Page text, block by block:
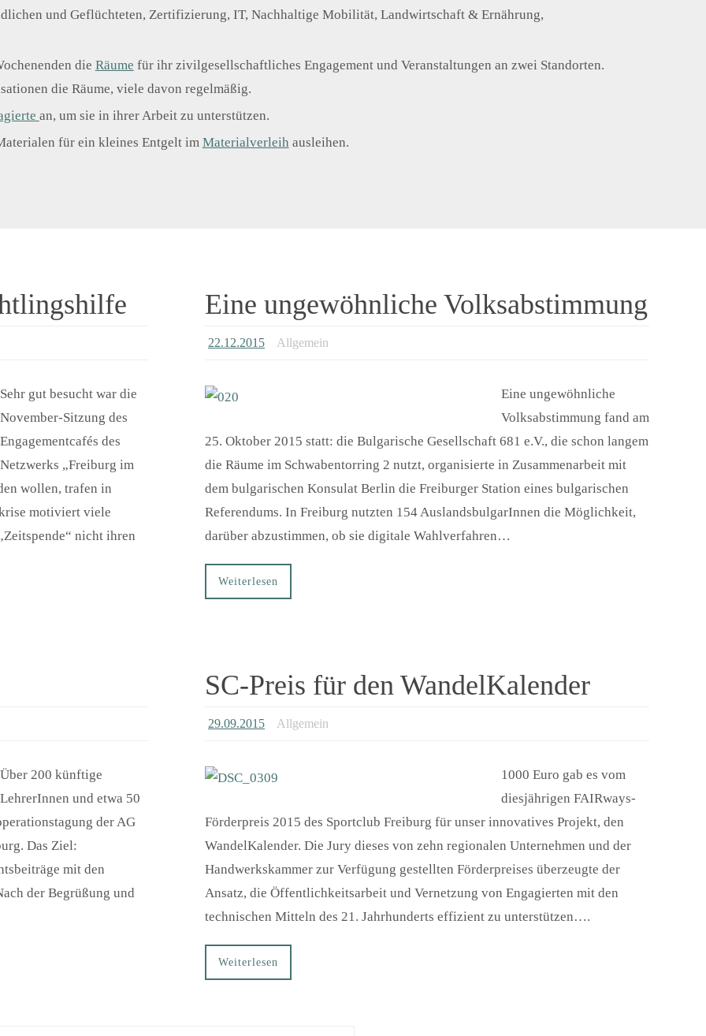
und Geflüchteten, Zertifizierung, IT, Nachhaltige Mobilität, Landwirtschaft & Ernährung,
die Räume für ihr zivilgesellschaftliches Engagement und Veranstaltungen an zwei Standorten.
die Räume, viele davon regelmäßig.
an, um sie in ihrer Arbeit zu unterstützen.
für ein kleines Entgelt im Materialverleih ausleihen.
Sehr gut besucht war die
November-Sitzung des
Engagementcafés des
Netzwerks „Freiburg im
wollen, trafen in
motiviert viele
nicht ihren
Eine ungewöhnliche Volksabstimmung
22.12.2015 Allgemein
Eine ungewöhnliche
Volksabstimmung fand am
25. Oktober 2015 statt: die Bulgarische Gesellschaft 681 e.V., die schon langem
die Räume im Schwabentorring 2 nutzt, organisierte in Zusammenarbeit mit
dem bulgarischen Konsulat Berlin die Freiburger Station eines bulgarischen
Referendums. In Freiburg nutzten 154 AuslandsbulgarInnen die Möglichkeit,
darüber abzustimmen, ob sie digitale Wahlverfahren…
Weiterlesen
Über 200 künftige
LehrerInnen und etwa 50
der AG
Das Ziel:
mit den
der Begrüßung und
SC-Preis für den WandelKalender
29.09.2015 Allgemein
1000 Euro gab es vom
diesjährigen FAIRways-
Förderpreis 2015 des Sportclub Freiburg für unser innovatives Projekt, den
WandelKalender. Die Jury dieses von zehn regionalen Unternehmen und der
Handwerkskammer zur Verfügung gestellten Förderpreises überzeugte der
Ansatz, die Öffentlichkeitsarbeit und Vernetzung von Engagierten mit den
technischen Mitteln des 21. Jahrhunderts effizient zu unterstützen….
Weiterlesen